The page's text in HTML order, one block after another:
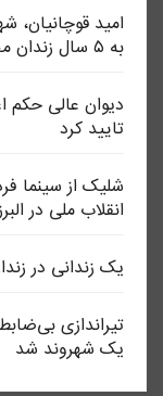
امید قوچانیان،
به ۵ سال زندان محکوم شد
دیوان عالی حکم
تایید کرد
شلیک از سینما
انقلاب ملی در
یک زندانی در
تیراندازی
یک شهروند شد